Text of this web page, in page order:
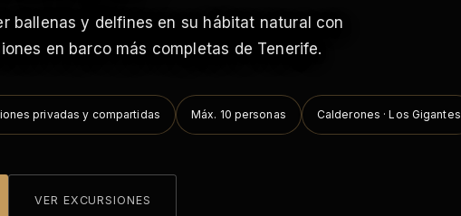
ballenas y delfines en su hábitat natural con
en barco más completas de Tenerife.
privadas y compartidas Máx. 10 personas Calderones · Los Gigantes
VER EXCURSIONES